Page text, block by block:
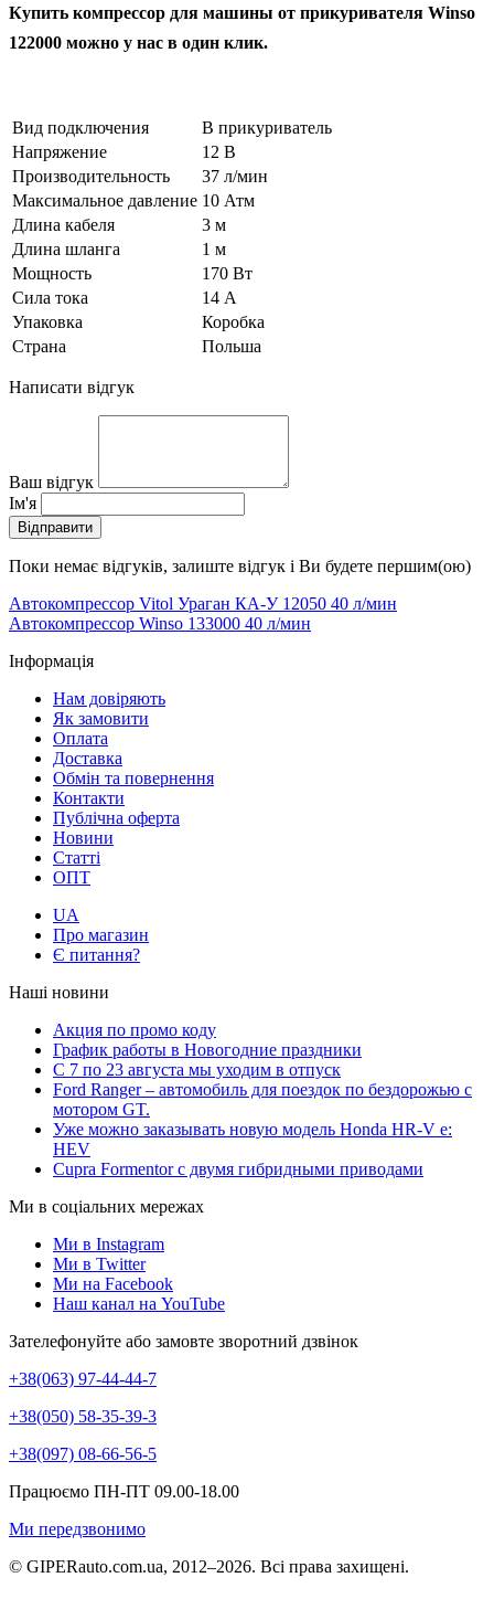
Купить компрессор для машины от прикуривателя Winso
122000 можно у нас в один клик.
Вид подключения
В прикуриватель
Напряжение
12 В
Производительность
37 л/мин
Максимальное давление 10 Атм
Длина кабеля
3 м
Длина шланга
1 м
Мощность
170 Вт
Сила тока
14 А
Упаковка
Коробка
Страна
Польша
Написати відгук
Ваш відгук
Ім'я
Відправити
Поки немає відгуків, залиште відгук і Ви будете першим(ою)
Автокомпрессор Vitol Ураган КА-У 12050 40 л/мин
Автокомпрессор Winso 133000 40 л/мин
Інформація
Нам довіряють
Як замовити
Оплата
Доставка
Обмін та повернення
Контакти
Публічна оферта
Новини
Статті
ОПТ
UA
Про магазин
Є питання?
Наші новини
Акция по промо коду
График работы в Новогодние праздники
С 7 по 23 августа мы уходим в отпуск
Ford Ranger – автомобиль для поездок по бездорожью с
мотором GT.
Уже можно заказывать новую модель Honda HR-V e:
HEV
Cupra Formentor с двумя гибридными приводами
Ми в соціальних мережах
Ми в Instagram
Ми в Twitter
Ми на Facebook
Наш канал на YouTube
Зателефонуйте або замовте зворотний дзвінок
+38(063) 97-44-44-7
+38(050) 58-35-39-3
+38(097) 08-66-56-5
Працюємо ПН-ПТ 09.00-18.00
Ми передзвонимо
© GIPERauto.com.ua, 2012–2026. Всі права захищені.